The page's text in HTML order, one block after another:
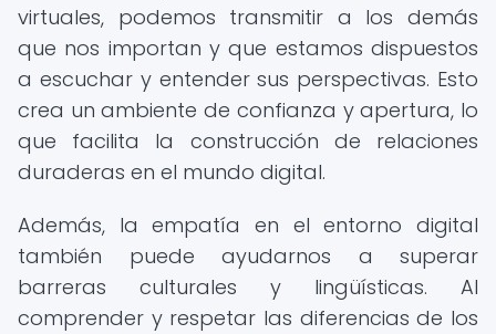
virtuales, podemos transmitir a los demás
que nos importan y que estamos dispuestos
a escuchar y entender sus perspectivas. Esto
crea un ambiente de confianza y apertura, lo
que facilita la construcción de relaciones
duraderas en el mundo digital.
Además, la empatía en el entorno digital
también puede ayudarnos a superar
barreras culturales y lingüísticas. Al
comprender y respetar las diferencias de los